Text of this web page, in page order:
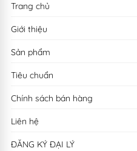
Trang chủ
Giới thiệu
Sản phẩm
Tiêu chuẩn
Chính sách bán hàng
Liên hệ
ĐĂNG KÝ ĐẠI LÝ